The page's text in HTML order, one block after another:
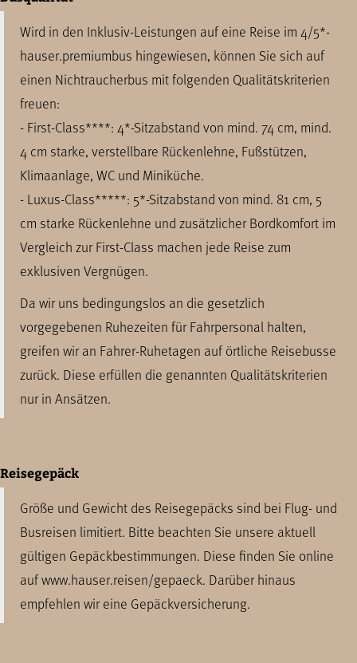
Wird in den Inklusiv-Leistungen auf eine Reise im 4/5*-
hauser.premiumbus hingewiesen, können Sie sich auf
einen Nichtraucherbus mit folgenden Qualitätskriterien
freuen:
- First-Class****: 4*-Sitzabstand von mind. 74 cm, mind.
4 cm starke, verstellbare Rückenlehne, Fußstützen,
Klimaanlage, WC und Miniküche.
- Luxus-Class*****: 5*-Sitzabstand von mind. 81 cm, 5
cm starke Rückenlehne und zusätzlicher Bordkomfort im
Vergleich zur First-Class machen jede Reise zum
exklusiven Vergnügen.
Da wir uns bedingungslos an die gesetzlich
vorgegebenen Ruhezeiten für Fahrpersonal halten,
greifen wir an Fahrer-Ruhetagen auf örtliche Reisebusse
zurück. Diese erfüllen die genannten Qualitätskriterien
nur in Ansätzen.
Reisegepäck
Größe und Gewicht des Reisegepäcks sind bei Flug- und
Busreisen limitiert. Bitte beachten Sie unsere aktuell
gültigen Gepäckbestimmungen. Diese finden Sie online
auf www.hauser.reisen/gepaeck. Darüber hinaus
empfehlen wir eine Gepäckversicherung.